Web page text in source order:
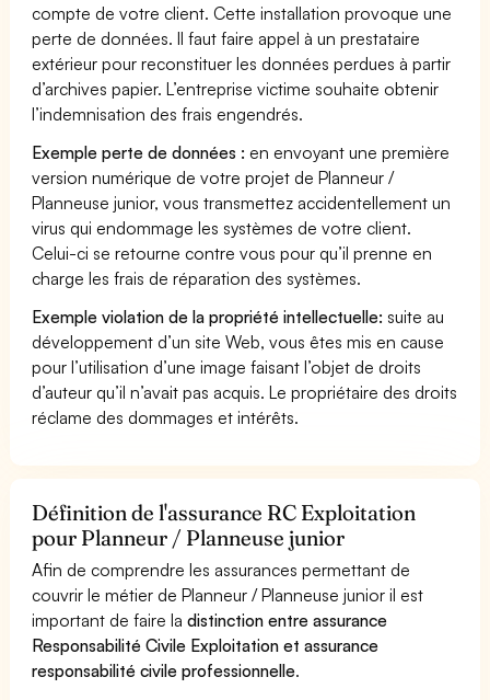
compte de votre client. Cette installation provoque une
perte de données. Il faut faire appel à un prestataire
extérieur pour reconstituer les données perdues à partir
d’archives papier. L’entreprise victime souhaite obtenir
l’indemnisation des frais engendrés.
Exemple perte de données : en envoyant une première
version numérique de votre projet de Planneur /
Planneuse junior, vous transmettez accidentellement un
virus qui endommage les systèmes de votre client.
Celui-ci se retourne contre vous pour qu’il prenne en
charge les frais de réparation des systèmes.
Exemple violation de la propriété intellectuelle: suite au
développement d’un site Web, vous êtes mis en cause
pour l’utilisation d’une image faisant l’objet de droits
d’auteur qu’il n’avait pas acquis. Le propriétaire des droits
réclame des dommages et intérêts.
Définition de l'assurance RC Exploitation
pour Planneur / Planneuse junior
Afin de comprendre les assurances permettant de
couvrir le métier de Planneur / Planneuse junior il est
important de faire ladistinction entre assurance
Responsabilité Civile Exploitation et assurance
responsabilité civile professionnelle.